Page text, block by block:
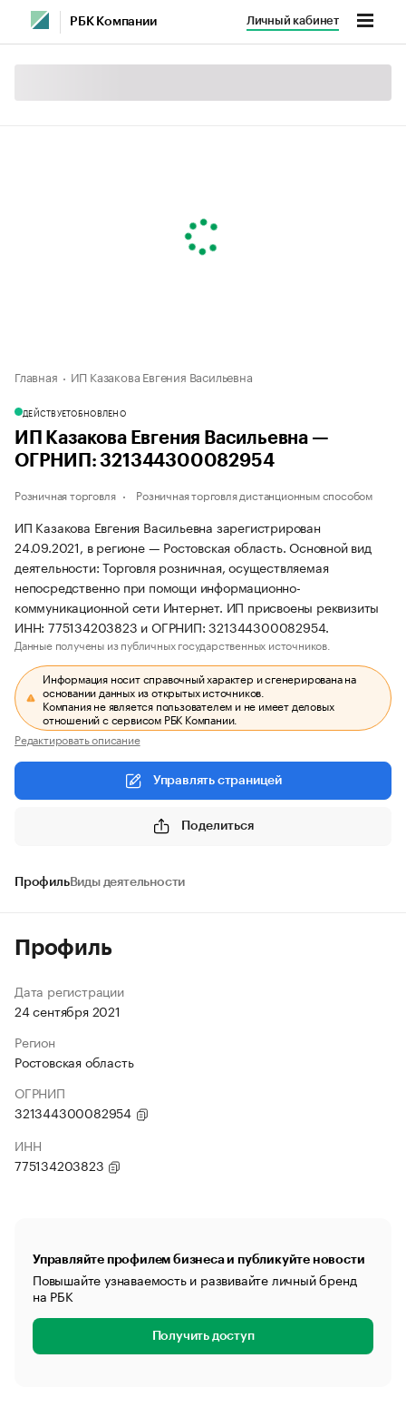
РБК Компании Личный кабинет
Главная ИП Казакова Евгения Васильевна
ДЕЙСТВУЕТОБНОВЛЕНО
ИП Казакова Евгения Васильевна —
ОГРНИП: 321344300082954
Розничная торговля Розничная торговля дистанционным способом
ИП Казакова Евгения Васильевна зарегистрирован
24.09.2021, в регионе — Ростовская область. Основной вид
деятельности: Торговля розничная, осуществляемая
непосредственно при помощи информационно-
коммуникационной сети Интернет. ИП присвоены реквизиты
ИНН: 775134203823 и ОГРНИП: 321344300082954.
Данные получены из публичных государственных источников.
Информация носит справочный характер и сгенерирована на
основании данных из открытых источников.
Компания не является пользователем и не имеет деловых
отношений с сервисом РБК Компании.
Редактировать описание
Управлять страницей
Поделиться
ПрофильВиды деятельности
Профиль
Дата регистрации
24 сентября 2021
Регион
Ростовская область
ОГРНИП
321344300082954
ИНН
775134203823
Управляйте профилем бизнеса и публикуйте новости
Повышайте узнаваемость и развивайте личный бренд
на РБК
Получить доступ